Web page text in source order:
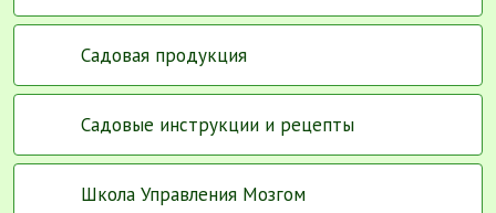
Садовая продукция
Садовые инструкции и рецепты
Школа Управления Мозгом